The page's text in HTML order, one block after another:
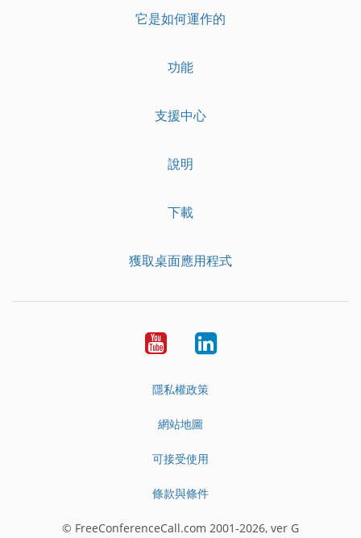
它是如何運作的
功能
支援中心
說明
下載
獲取桌面應用程式
YouTubeLinkedIn
隱私權政策
網站地圖
可接受使用
條款與條件
© FreeConferenceCall.com 2001-2026, ver G